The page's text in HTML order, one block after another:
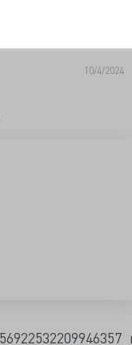
10/4/2024